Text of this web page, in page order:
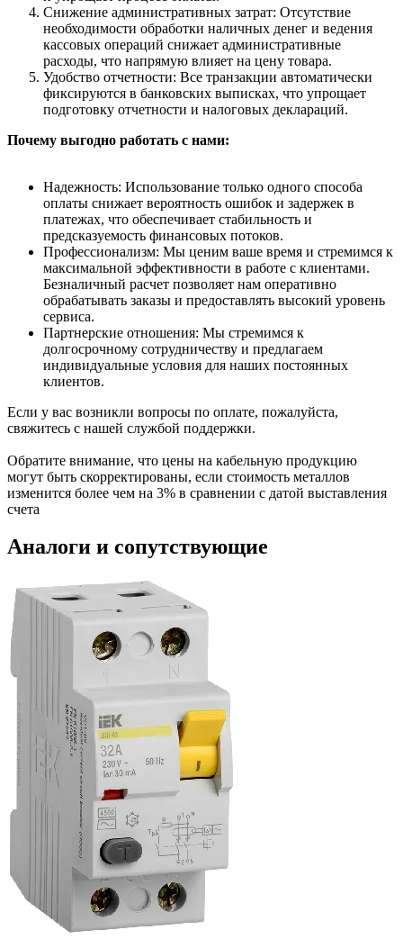
Снижение административных затрат: Отсутствие
необходимости обработки наличных денег и ведения
кассовых операций снижает административные
расходы, что напрямую влияет на цену товара.
Удобство отчетности: Все транзакции автоматически
фиксируются в банковских выписках, что упрощает
подготовку отчетности и налоговых деклараций.
Почему выгодно работать с нами:
Надежность: Использование только одного способа
оплаты снижает вероятность ошибок и задержек в
платежах, что обеспечивает стабильность и
предсказуемость финансовых потоков.
Профессионализм: Мы ценим ваше время и стремимся к
максимальной эффективности в работе с клиентами.
Безналичный расчет позволяет нам оперативно
обрабатывать заказы и предоставлять высокий уровень
сервиса.
Партнерские отношения: Мы стремимся к
долгосрочному сотрудничеству и предлагаем
индивидуальные условия для наших постоянных
клиентов.
Если у вас возникли вопросы по оплате, пожалуйста,
свяжитесь с нашей службой поддержки.
Обратите внимание, что цены на кабельную продукцию
могут быть скорректированы, если стоимость металлов
изменится более чем на 3% в сравнении с датой выставления
счета
Аналоги и сопутствующие